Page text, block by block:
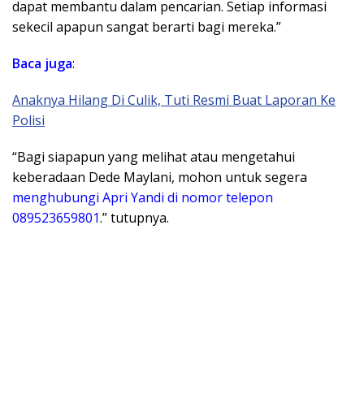
dapat membantu dalam pencarian. Setiap informasi
sekecil apapun sangat berarti bagi mereka.”
Baca juga:
Anaknya Hilang Di Culik, Tuti Resmi Buat Laporan Ke
Polisi
“Bagi siapapun yang melihat atau mengetahui
keberadaan Dede Maylani, mohon untuk segera
menghubungi Apri Yandi di nomor telepon
089523659801.” tutupnya.